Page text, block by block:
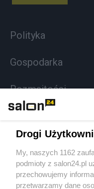
Polityka
Gospodarka
Rozmaitości
Sport
Społeczeństwo
Drogi
My, naszych 1162
podmioty z salon24.pl
przechowujemy
przetwarzamy dane